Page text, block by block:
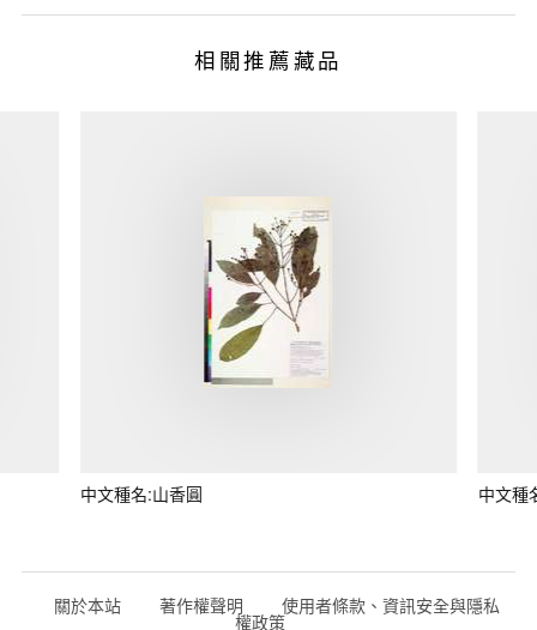
相關推薦藏品
中文種名:山香圓 中文種
關於本站 著作權聲明 使用者條款、資訊安全與隱私
權政策